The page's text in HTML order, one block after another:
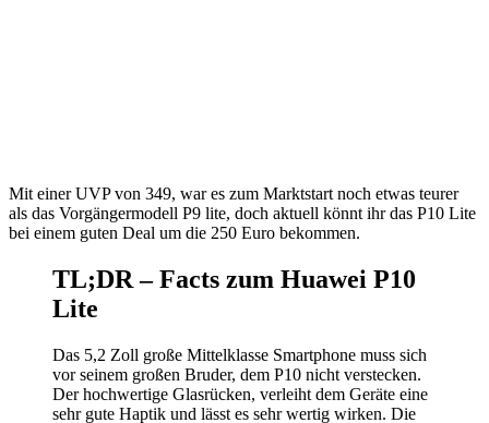
Mit einer UVP von 349, war es zum Marktstart noch etwas teurer
als das Vorgängermodell P9 lite, doch aktuell könnt ihr das P10 Lite
bei einem guten Deal um die 250 Euro bekommen.
TL;DR – Facts zum Huawei P10
Lite
Das 5,2 Zoll große Mittelklasse Smartphone muss sich
vor seinem großen Bruder, dem P10 nicht verstecken.
Der hochwertige Glasrücken, verleiht dem Geräte eine
sehr gute Haptik und lässt es sehr wertig wirken. Die